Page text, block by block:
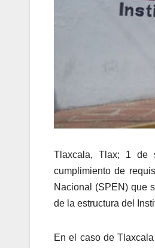
Tlaxcala, Tlax; 1 de
cumplimiento de
Nacional (SPEN) que
de la estructura del
En el caso de